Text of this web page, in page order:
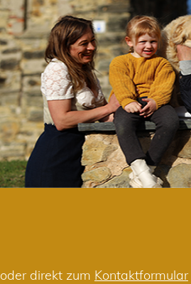
oder direkt zum Kontaktformular